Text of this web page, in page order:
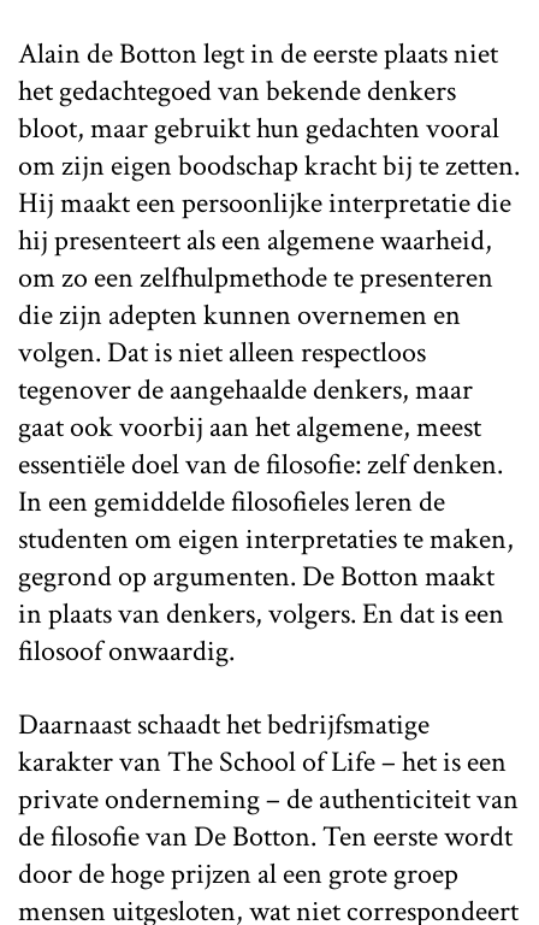
Alain de Botton legt in de eerste plaats niet
het gedachtegoed van bekende denkers
bloot, maar gebruikt hun gedachten vooral
om zijn eigen boodschap kracht bij te zetten.
Hij maakt een persoonlijke interpretatie die
hij presenteert als een algemene waarheid,
om zo een zelfhulpmethode te presenteren
die zijn adepten kunnen overnemen en
volgen. Dat is niet alleen respectloos
tegenover de aangehaalde denkers, maar
gaat ook voorbij aan het algemene, meest
essentiële doel van de filosofie: zelf denken.
In een gemiddelde filosofieles leren de
studenten om eigen interpretaties te maken,
gegrond op argumenten. De Botton maakt
in plaats van denkers, volgers. En dat is een
filosoof onwaardig.
Daarnaast schaadt het bedrijfsmatige
karakter van The School of Life – het is een
private onderneming – de authenticiteit van
de filosofie van De Botton. Ten eerste wordt
door de hoge prijzen al een grote groep
mensen uitgesloten, wat niet correspondeert